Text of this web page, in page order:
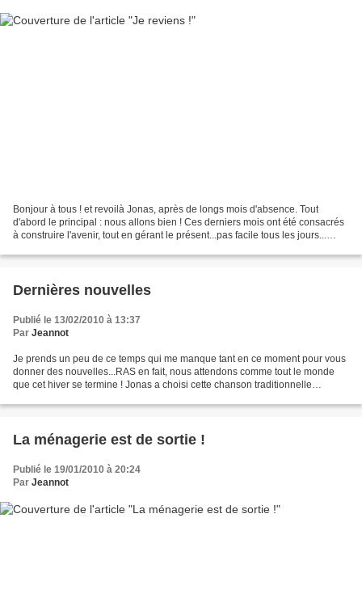
Bonjour à tous ! et revoilà Jonas, après de longs mois d'absence. Tout
d'abord le principal : nous allons bien ! Ces derniers mois ont été consacrés
à construire l'avenir, tout en gérant le présent...pas facile tous les jours...
Dernières nouvelles
Publié le 13/02/2010 à 13:37
Par Jeannot
Je prends un peu de ce temps qui me manque tant en ce moment pour vous
donner des nouvelles...RAS en fait, nous attendons comme tout le monde
que cet hiver se termine ! Jonas a choisi cette chanson traditionnelle
La ménagerie est de sortie !
Publié le 19/01/2010 à 20:24
Par Jeannot